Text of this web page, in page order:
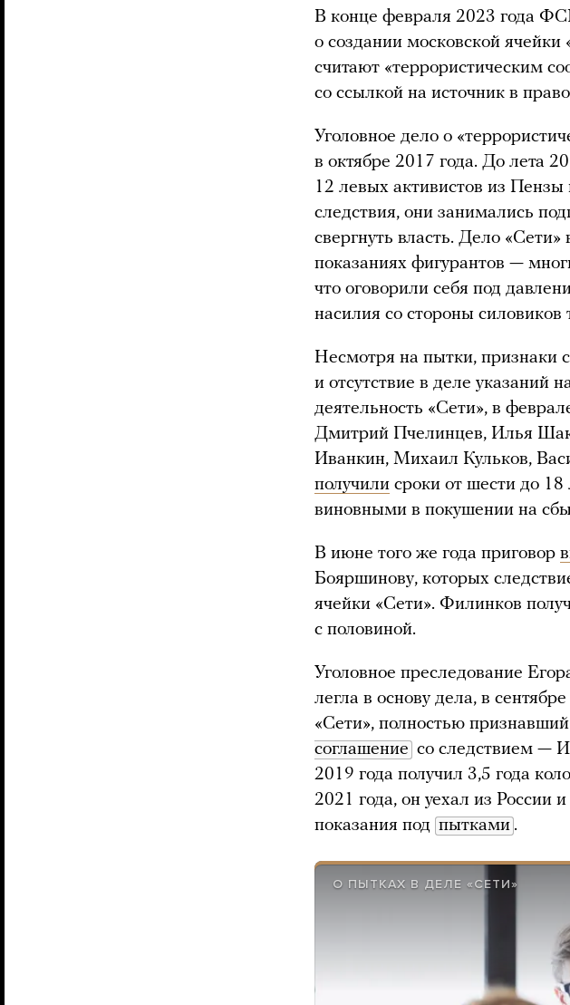
В конце февраля 2023 года
о создании московской ячейки
считают «террористическим
со ссылкой на источник в
Уголовное дело о
в октябре 2017 года. До лета
12 левых активистов из
следствия, они занимались
свергнуть власть. Дело
показаниях фигурантов —
что оговорили себя под
насилия со стороны силовиков
Несмотря на пытки, признаки
и отсутствие в деле указаний
деятельность «Сети», в
Дмитрий Пчелинцев, Илья
Иванкин, Михаил Кульков,
получили сроки от шести до
виновными в покушении на
В июне того же года приговор
Бояршинову, которых
ячейки «Сети». Филинков
с половиной.
Уголовное преследование
легла в основу дела, в
«Сети», полностью
соглашение со следствием —
2019 года получил 3,5 года
2021 года, он уехал из России и
показания под пытками .
О ПЫТКАХ В ДЕЛЕ «СЕТИ»